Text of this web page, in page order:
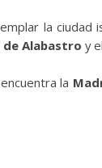
la ciudad
Alabastro y el
la